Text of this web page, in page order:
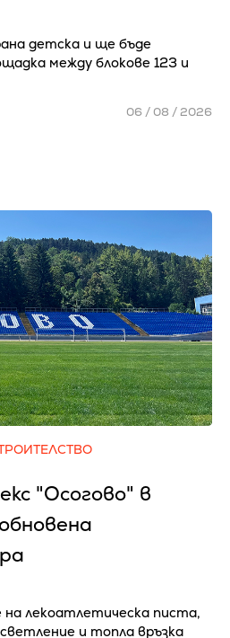
детска и ще бъде
между блокове 123 и
06 / 08 / 2026
"Осогово" в
лекоатлетическа писта,
и топла връзка